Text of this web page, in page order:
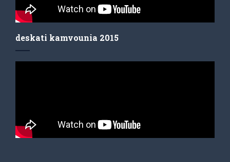
deskati kamvounia 2015